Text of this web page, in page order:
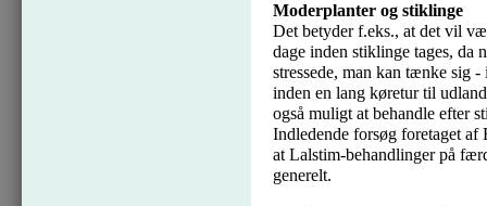
Moderplanter og stiklinge
Det betyder f.eks., at det vil
dage inden stiklinge tages, da
stressede, man kan tænke sig
inden en lang køretur til
også muligt at behandle efter
Indledende forsøg foretaget
at Lalstim-behandlinger på
generelt.